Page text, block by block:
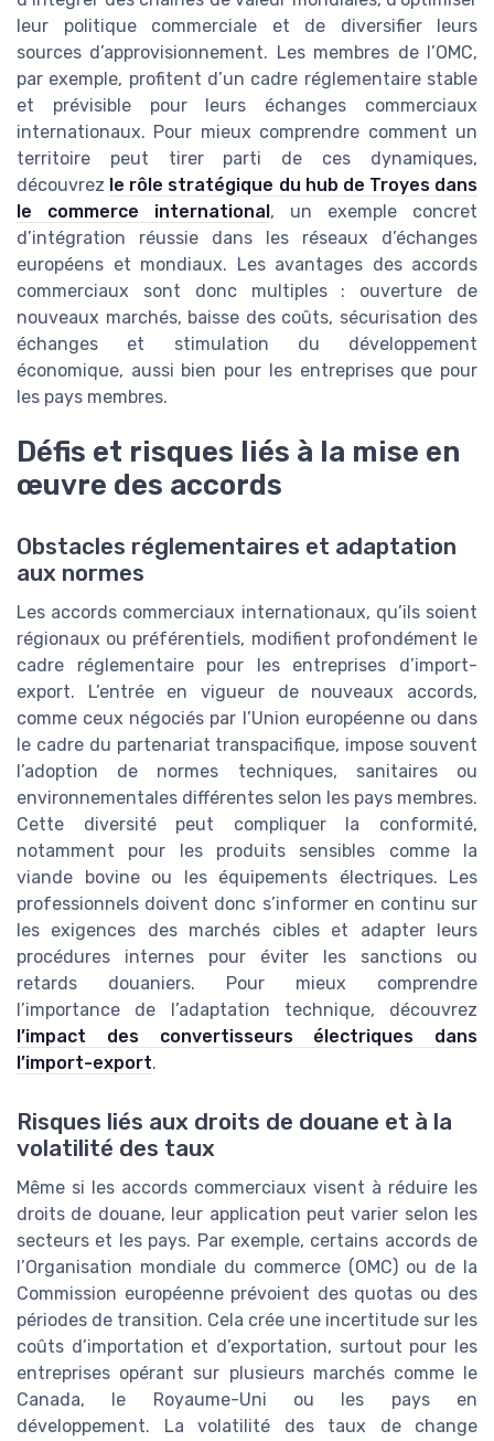
leur politique commerciale et de diversifier leurs
sources d’approvisionnement. Les membres de l’OMC,
par exemple, profitent d’un cadre réglementaire stable
et prévisible pour leurs échanges commerciaux
internationaux. Pour mieux comprendre comment un
territoire peut tirer parti de ces dynamiques,
découvrez le rôle stratégique du hub de Troyes dans
le commerce international, un exemple concret
d’intégration réussie dans les réseaux d’échanges
européens et mondiaux. Les avantages des accords
commerciaux sont donc multiples : ouverture de
nouveaux marchés, baisse des coûts, sécurisation des
échanges et stimulation du développement
économique, aussi bien pour les entreprises que pour
les pays membres.
Défis et risques liés à la mise en
œuvre des accords
Obstacles réglementaires et adaptation
aux normes
Les accords commerciaux internationaux, qu’ils soient
régionaux ou préférentiels, modifient profondément le
cadre réglementaire pour les entreprises d’import-
export. L’entrée en vigueur de nouveaux accords,
comme ceux négociés par l’Union européenne ou dans
le cadre du partenariat transpacifique, impose souvent
l’adoption de normes techniques, sanitaires ou
environnementales différentes selon les pays membres.
Cette diversité peut compliquer la conformité,
notamment pour les produits sensibles comme la
viande bovine ou les équipements électriques. Les
professionnels doivent donc s’informer en continu sur
les exigences des marchés cibles et adapter leurs
procédures internes pour éviter les sanctions ou
retards douaniers. Pour mieux comprendre
l’importance de l’adaptation technique, découvrez
l’impact des convertisseurs électriques dans
l’import-export.
Risques liés aux droits de douane et à la
volatilité des taux
Même si les accords commerciaux visent à réduire les
droits de douane, leur application peut varier selon les
secteurs et les pays. Par exemple, certains accords de
l’Organisation mondiale du commerce (OMC) ou de la
Commission européenne prévoient des quotas ou des
périodes de transition. Cela crée une incertitude sur les
coûts d’importation et d’exportation, surtout pour les
entreprises opérant sur plusieurs marchés comme le
Canada, le Royaume-Uni ou les pays en
développement. La volatilité des taux de change